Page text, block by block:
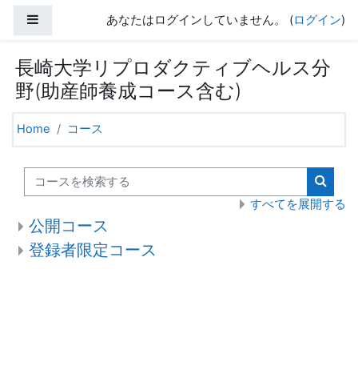
サイドパネルあなたはログインしていません。 (ログイン)
長崎大学リプロダクティブヘルス分
野(助産師養成コース含む)
Home コース
コースを検索する
コー
すべてを展開する
公開コース
登録者限定コース